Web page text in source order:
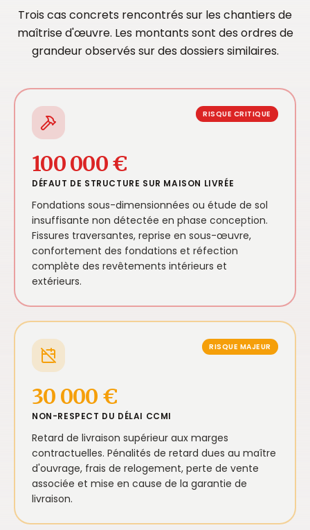
Trois cas concrets rencontrés sur les chantiers de
maîtrise d'œuvre. Les montants sont des ordres de
grandeur observés sur des dossiers similaires.
RISQUE CRITIQUE
100 000 €
DÉFAUT DE STRUCTURE SUR MAISON LIVRÉE
Fondations sous-dimensionnées ou étude de sol
insuffisante non détectée en phase conception.
Fissures traversantes, reprise en sous-œuvre,
confortement des fondations et réfection
complète des revêtements intérieurs et
extérieurs.
RISQUE MAJEUR
30 000 €
NON-RESPECT DU DÉLAI CCMI
Retard de livraison supérieur aux marges
contractuelles. Pénalités de retard dues au maître
d'ouvrage, frais de relogement, perte de vente
associée et mise en cause de la garantie de
livraison.